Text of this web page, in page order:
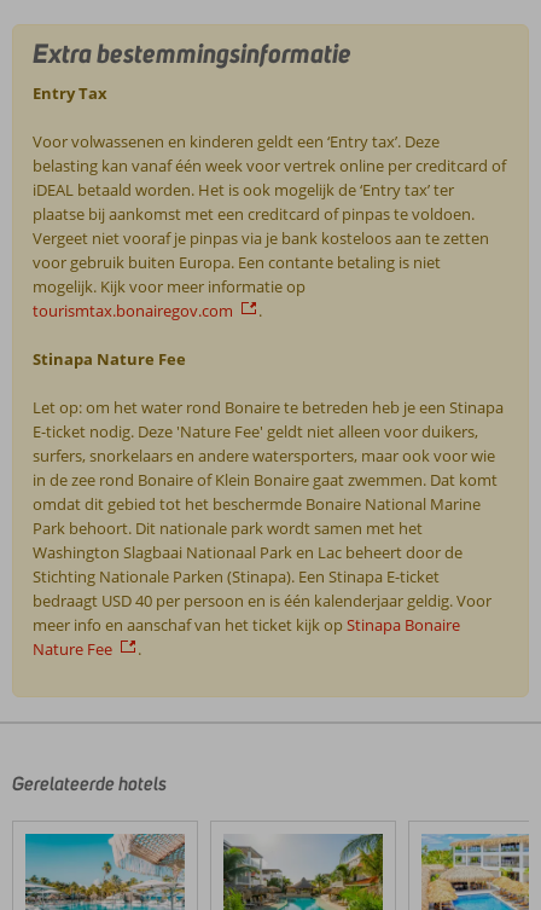
Extra bestemmingsinformatie
Entry Tax
Voor volwassenen en kinderen geldt een ‘Entry tax’. Deze
belasting kan vanaf één week voor vertrek online per creditcard of
iDEAL betaald worden. Het is ook mogelijk de ‘Entry tax’ ter
plaatse bij aankomst met een creditcard of pinpas te voldoen.
Vergeet niet vooraf je pinpas via je bank kosteloos aan te zetten
voor gebruik buiten Europa. Een contante betaling is niet
mogelijk. Kijk voor meer informatie op
tourismtax.bonairegov.com
.
Stinapa Nature Fee
Let op: om het water rond Bonaire te betreden heb je een Stinapa
E-ticket nodig. Deze 'Nature Fee' geldt niet alleen voor duikers,
surfers, snorkelaars en andere watersporters, maar ook voor wie
in de zee rond Bonaire of Klein Bonaire gaat zwemmen. Dat komt
omdat dit gebied tot het beschermde Bonaire National Marine
Park behoort. Dit nationale park wordt samen met het
Washington Slagbaai Nationaal Park en Lac beheert door de
Stichting Nationale Parken (Stinapa). Een Stinapa E-ticket
bedraagt USD 40 per persoon en is één kalenderjaar geldig. Voor
meer info en aanschaf van het ticket kijk op Stinapa Bonaire
Nature Fee
.
door
klanten
geschreven
na
hun
Gerelateerde hotels